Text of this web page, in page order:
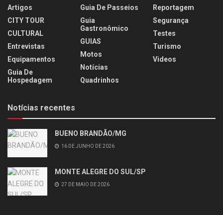
Artigos
CITY TOUR
CULTURAL
Entrevistas
Equipamentos
Guia De
Hospedagem
Guia De Passeios
Guia
Gastronômico
GUIAS
Motos
Notícias
Quadrinhos
Reportagem
Segurança
Testes
Turismo
Videos
Notícias recentes
BUENO BRANDÃO/MG
16 DE JUNHO DE 2026
MONTE ALEGRE DO SUL/SP
27 DE MAIO DE 2026